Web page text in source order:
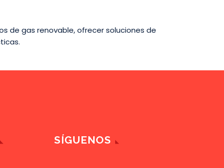
de gas renovable, ofrecer soluciones de
SÍGUENOS